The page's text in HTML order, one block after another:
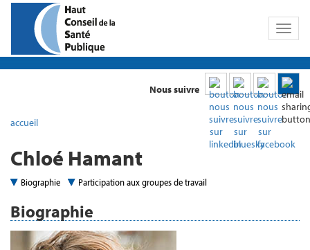
Toggle
Nous suivre
accueil
Chloé Hamant
Biographie Participation aux groupes de travail
Biographie